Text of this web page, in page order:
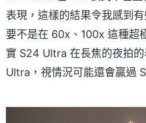
表現，這樣的結果令我感到
要不是在 60x、100x 這種超
實 S24 Ultra 在長焦的夜拍
Ultra，視情況可能還會贏過